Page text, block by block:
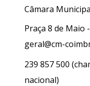
Câmara
Praça 8 de Maio
geral@cm-
239 857 500
nacional)